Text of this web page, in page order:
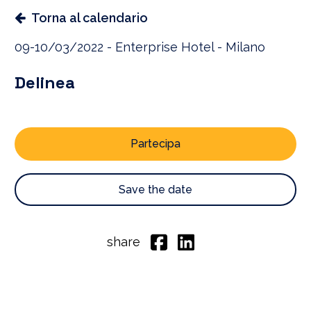
Torna al calendario
09-10/03/2022 - Enterprise Hotel - Milano
Delinea
Partecipa
Save the date
share